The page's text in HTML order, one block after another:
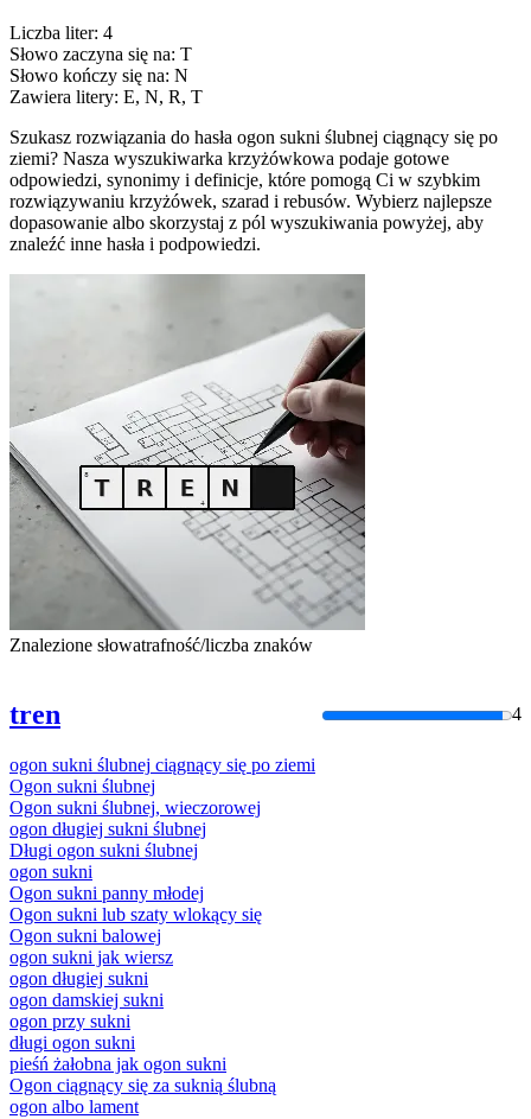
Liczba liter: 4
Słowo zaczyna się na: T
Słowo kończy się na: N
Zawiera litery: E, N, R, T
Szukasz rozwiązania do hasła ogon sukni ślubnej ciągnący się po
ziemi? Nasza wyszukiwarka krzyżówkowa podaje gotowe
odpowiedzi, synonimy i definicje, które pomogą Ci w szybkim
rozwiązywaniu krzyżówek, szarad i rebusów. Wybierz najlepsze
dopasowanie albo skorzystaj z pól wyszukiwania powyżej, aby
znaleźć inne hasła i podpowiedzi.
Znalezione słowatrafność/liczba znaków
tren 4
ogon sukni ślubnej ciągnący się po ziemi
Ogon sukni ślubnej
Ogon sukni ślubnej, wieczorowej
ogon długiej sukni ślubnej
Długi ogon sukni ślubnej
ogon sukni
Ogon sukni panny młodej
Ogon sukni lub szaty wlokący się
Ogon sukni balowej
ogon sukni jak wiersz
ogon długiej sukni
ogon damskiej sukni
ogon przy sukni
długi ogon sukni
pieśń żałobna jak ogon sukni
Ogon ciągnący się za suknią ślubną
ogon albo lament